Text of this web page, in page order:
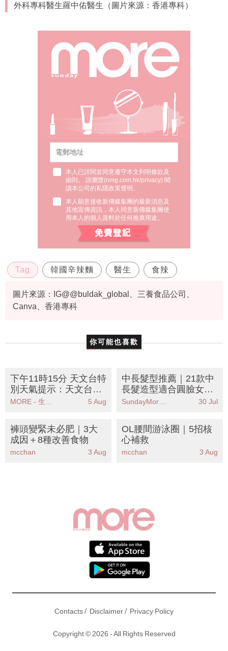
外科專科醫生羅中佑醫生（圖片來源：香港專科）
本人已詳閱並同意遵守本文列明條款及
細則。 請瀏覽(nmg.com.hk/privacy) 閱
讀本公司的私隱政策聲明。
本人願意接收新傳媒集團的最新消息及
其他宣傳資訊，本人同意新傳媒集團使
用本人的個人資料於任何推廣用途。
Tag 韓國辛辣麵 醫生 食辣
圖片來源：IG@@buldak_global、三養食品公司、
Canva、香港專科
你可能也喜歡
下午11時15分 天文台特
別天氣提示：天文台預
測熱帶風暴鯨魚對本港
5 Aug
中長髮型推薦｜21款中
長髮造型適合圓臉女
生！層次剪/俐落直髮/30 Jul
褲頭變緊未必肥｜3大
成因＋8種改善食物
mcchan 3 Aug
OL腰間游泳圈｜5招核
心補救
mcchan 3 Aug
Contacts/ Disclaimer/ Privacy Policy
Copyright © 2026 - All Rights Reserved